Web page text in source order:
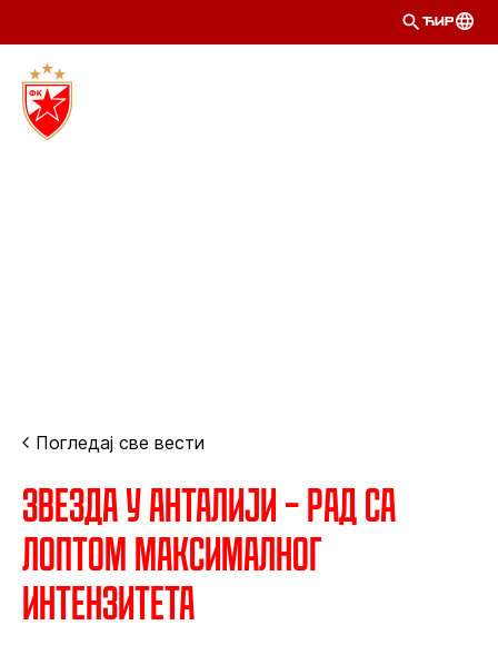
ЋИР
Погледај све вести
Звезда у Анталији – Рад са
лоптом максималног
интензитета